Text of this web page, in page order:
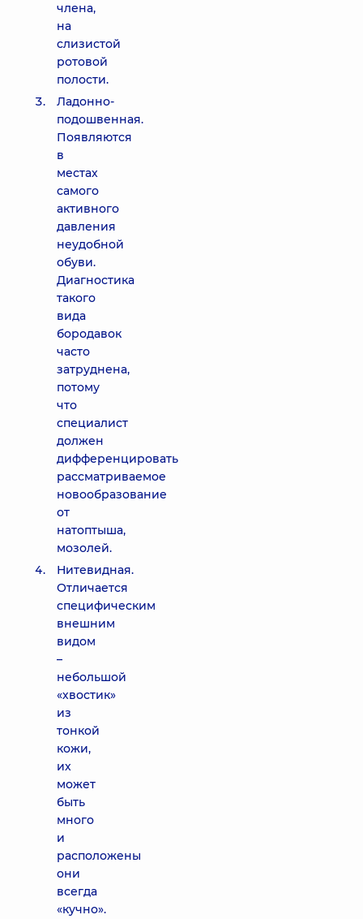
члена,
на
слизистой
ротовой
полости.
Ладонно-
подошвенная.
Появляются
в
местах
самого
активного
давления
неудобной
обуви.
Диагностика
такого
вида
бородавок
часто
затруднена,
потому
что
специалист
должен
дифференцировать
рассматриваемое
новообразование
от
натоптыша,
мозолей.
Нитевидная.
Отличается
специфическим
внешним
видом
–
небольшой
«хвостик»
из
тонкой
кожи,
их
может
быть
много
и
расположены
они
всегда
«кучно».